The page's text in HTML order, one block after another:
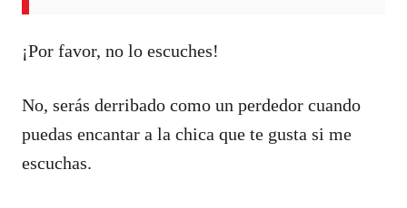
¡Por favor, no lo escuches!
No, serás derribado como un perdedor cuando
puedas encantar a la chica que te gusta si me
escuchas.